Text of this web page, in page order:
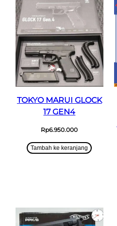
TOKYO MARUI GLOCK
17 GEN4
Rp6.950.000
Tambah ke keranjang